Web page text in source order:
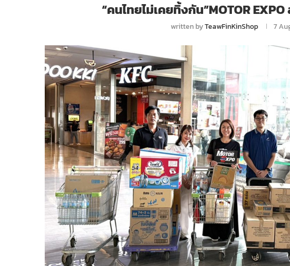
“คนไทยไม่เคยทิ้งกัน”MOTOR
written byTeawFinKinShop 7